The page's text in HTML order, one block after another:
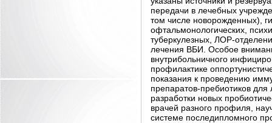
передачи в лечебных
том числе новорожденных),
офтальмонологических,
туберкулезных, ЛОР-
лечения ВБИ. Особое
внутрибольничного
профилактике
показания к проведению
препаратов-пребиотиков
разработки новых
врачей разного профиля,
системе последипломного